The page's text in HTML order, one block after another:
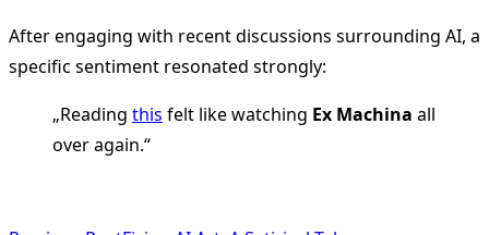
After engaging with recent discussions surrounding AI, a
specific sentiment resonated strongly:
„Reading this felt like watching Ex Machina all
over again.“